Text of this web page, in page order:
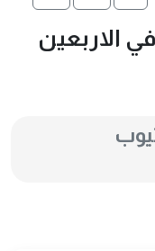
الاربعين